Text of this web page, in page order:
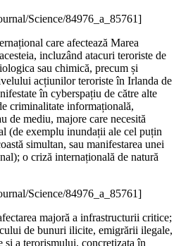
Science/84976_a_85761]
care afectează Marea
incluzând atacuri teroriste de
sau chimică, precum și
acțiunilor teroriste în Irlanda de
în cyberspațiu de către alte
criminalitate informațională,
de mediu, majore care necesită
(de exemplu inundații ale cel puțin
simultan, sau manifestarea unei
o criză internațională de natură
Science/84976_a_85761]
majoră a infrastructurii critice;
de bunuri ilicite, emigrării ilegale,
și a terorismului, concretizata în